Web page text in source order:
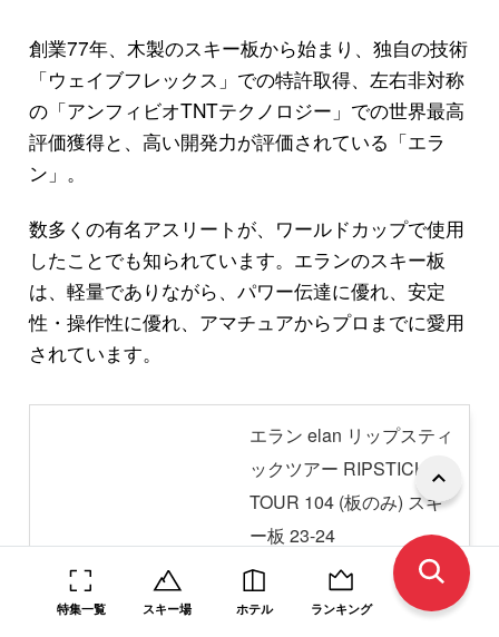
創業77年、木製のスキー板から始まり、独自の技術
「ウェイブフレックス」での特許取得、左右非対称
の「アンフィビオTNTテクノロジー」での世界最高
評価獲得と、高い開発力が評価されている「エラ
ン」。
数多くの有名アスリートが、ワールドカップで使用
したことでも知られています。エランのスキー板
は、軽量でありながら、パワー伝達に優れ、安定
性・操作性に優れ、アマチュアからプロまでに愛用
されています。
エラン elan リップスティ
ックツアー RIPSTICK
TOUR 104 (板のみ) スキ
ー板 23-24
Amazon
特集一覧 スキー場 ホテル ランキング